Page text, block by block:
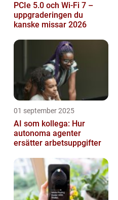
PCIe 5.0 och Wi-Fi 7 –
uppgraderingen du
kanske missar 2026
01 september 2025
AI som kollega: Hur
autonoma agenter
ersätter arbetsuppgifter